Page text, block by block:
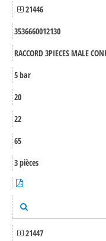
21446
3536660012130
RACCORD 3PIECES MALE
5 bar
20
22
65
3 pièces
21447